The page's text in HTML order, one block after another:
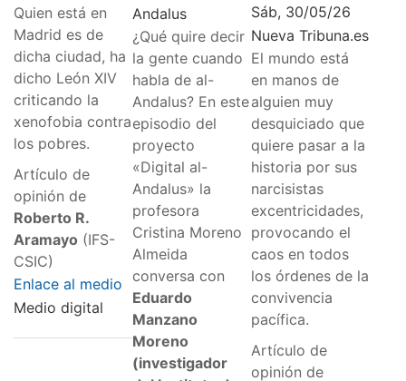
Quien está en
Madrid es de
dicha ciudad, ha
dicho León XIV
criticando la
xenofobia contra
los pobres.
Artículo de
opinión de
Roberto R.
Aramayo (IFS-
CSIC)
Enlace al medio
Medio digital
Andalus
¿Qué quire decir
la gente cuando
habla de al-
Andalus? En este
episodio del
proyecto
«Digital al-
Andalus» la
profesora
Cristina Moreno
Almeida
conversa con
Eduardo
Manzano
Moreno
(investigador
Sáb, 30/05/26
Nueva Tribuna.es
El mundo está
en manos de
alguien muy
desquiciado que
quiere pasar a la
historia por sus
narcisistas
excentricidades,
provocando el
caos en todos
los órdenes de la
convivencia
pacífica.
Artículo de
opinión de